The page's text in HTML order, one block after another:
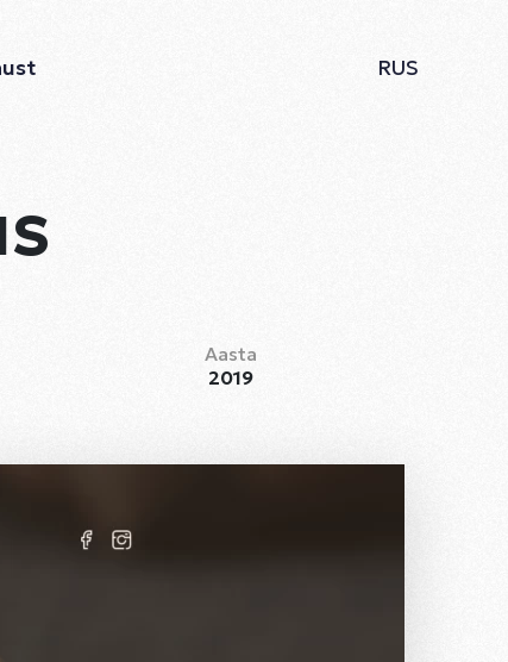
RUS
Aasta
2019